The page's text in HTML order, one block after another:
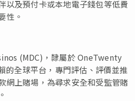
以及預付卡或本地電子錢包等低費
性。
(MDC)，隸屬於 OneTwenty
的全球平台，專門評估、評價並推
網上賭場，為尋求安全和受監管賭